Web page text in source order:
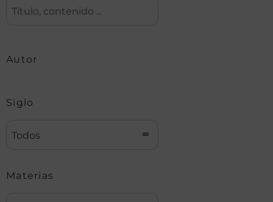
Autor
Siglo
Todos
Materias